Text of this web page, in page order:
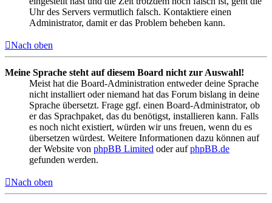
Uhr des Servers vermutlich falsch. Kontaktiere einen
Administrator, damit er das Problem beheben kann.
Nach oben
Meine Sprache steht auf diesem Board nicht zur Auswahl!
Meist hat die Board-Administration entweder deine Sprache
nicht installiert oder niemand hat das Forum bislang in deine
Sprache übersetzt. Frage ggf. einen Board-Administrator, ob
er das Sprachpaket, das du benötigst, installieren kann. Falls
es noch nicht existiert, würden wir uns freuen, wenn du es
übersetzen würdest. Weitere Informationen dazu können auf
der Website von phpBB Limited oder aufphpBB.de
gefunden werden.
Nach oben